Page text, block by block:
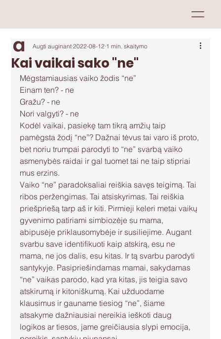
Kai vaikai sako "ne"
Augti auginant 2022-08-12 1 min. skaitymo
Mėgstamiausias vaiko žodis “ne”
Einam ten? - ne
Gražu? - ne
Nori valgyti? - ne
Kodėl vaikai, pasiekę tam tikrą amžių taip
pamėgsta žodį “ne”? Dažnai tėvus tai varo iš proto,
bet noriu trumpai parodyti to “ne” svarbą vaiko
asmenybės raidai ir gal tuomet tai ne taip stipriai
mus erzins.
Vaiko “ne” paradoksaliai reiškia savęs teigimą. Tai
ribos peržengimas. Tai atsiskyrimas. Tai reiškia
priešpriešą tarp aš ir kiti. Pirmieji keleri metai vaikų
gyvenimo patiriami simbiozėje su mama,
abipusėje priklausomybėje ir susiliejime. Augant
svarbu save identifikuoti kaip atskirą, esu ne
mama, ne jos dalis, esu kitas. Ir tą svarbu parodyti
santykyje. Pasipriešindamas mamai, sakydamas
“ne” vaikas parodo, kad yra kitas, jis teigia savo
atskirumą ir kitoniškumą. Kai užduodame
klausimus ir gauname tiesiog “ne”, šiame
atsakyme dažniausiai nereikia ieškoti daug
logikos ar tiesos, jame greičiausia slypi emocija,